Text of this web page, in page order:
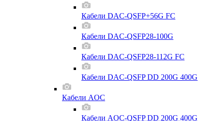
Кабели DAC-QSFP+56G FC
Кабели DAC-QSFP28-100G
Кабели DAC-QSFP28-112G FC
Кабели DAC-QSFP DD 200G 400G
Кабели AOC
Кабели AOC-QSFP DD 200G 400G